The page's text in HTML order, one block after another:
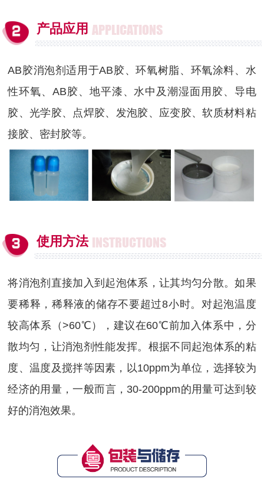
产品应用 APPLICATIONS
AB胶消泡剂适用于AB胶、环氧树脂、环氧涂料、水
性环氧、AB胶、地平漆、水中及潮湿面用胶、导电
胶、光学胶、点焊胶、发泡胶、应变胶、软质材料粘
接胶、密封胶等。
使用方法 INSTRUCTIONS
将消泡剂直接加入到起泡体系，让其均匀分散。如果
要稀释，稀释液的储存不要超过8小时。对起泡温度
较高体系（>60℃），建议在60℃前加入体系中，分
散均匀，让消泡剂性能发挥。根据不同起泡体系的粘
度、温度及搅拌等因素，以10ppm为单位，选择较为
经济的用量，一般而言，30-200ppm的用量可达到较
好的消泡效果。